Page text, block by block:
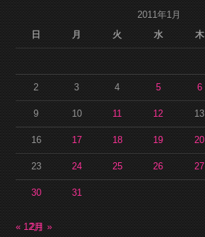
2011年1月
日
月 火 水 木
2 3 4 5 6
9 10 11 12 13
16 17 18 19 20
23 24 25 26 27
30 31
« 12月2月 »